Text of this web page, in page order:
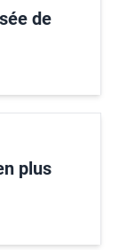
de
plus